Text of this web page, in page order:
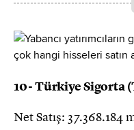
10- Türkiye Sigorta
Net Satış: 37.368.184